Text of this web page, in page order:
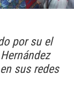
por su el
sus redes